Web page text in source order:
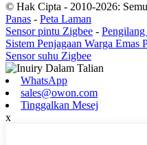
© Hak Cipta - 2010-2026:
Panas - Peta Laman
Sensor pintu Zigbee -
Sistem Penjagaan Warga Emas
Sensor suhu Zigbee
WhatsApp
sales@owon.com
Tinggalkan Mesej
x